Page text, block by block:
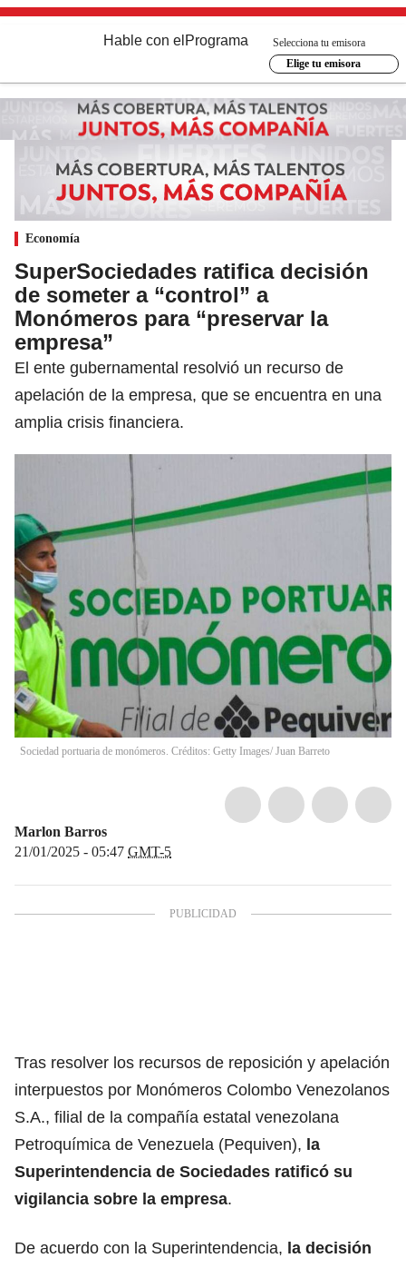
Hable con el Programa
Selecciona tu emisora
Elige tu emisora
Economía
SuperSociedades ratifica decisión
de someter a “control” a
Monómeros para “preservar la
empresa”
El ente gubernamental resolvió un recurso de
apelación de la empresa, que se encuentra en una
amplia crisis financiera.
Sociedad portuaria de monómeros. Créditos: Getty Images/ Juan Barreto
Marlon Barros
21/01/2025 - 05:47 GMT-5
Tras resolver los recursos de reposición y apelación
interpuestos por Monómeros Colombo Venezolanos
S.A., filial de la compañía estatal venezolana
Petroquímica de Venezuela (Pequiven), la
Superintendencia de Sociedades ratificó su
vigilancia sobre la empresa.
De acuerdo con la Superintendencia, la decisión